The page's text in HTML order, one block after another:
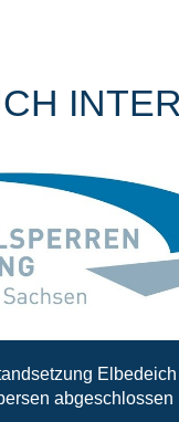
abgeschlossen